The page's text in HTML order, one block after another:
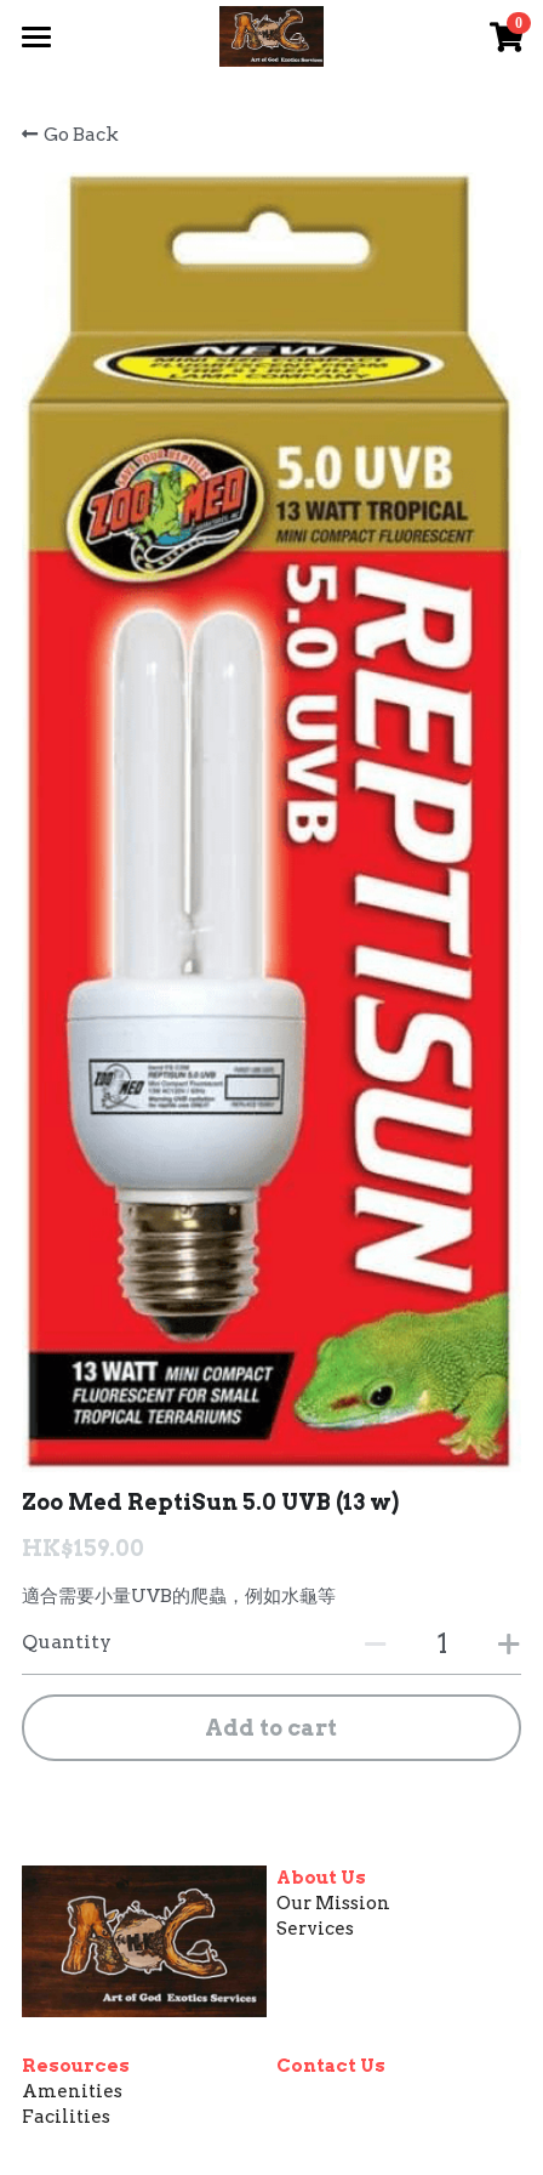
0
關於我們 About Us
最新資訊 Latest News
網上商店 Shop Now
Facebook 專頁Facebook Page
Tough Cubic 爬蟲箱預訂
聯絡我們 Contact Us
Search
Go Back
Zoo Med ReptiSun 5.0 UVB (13 w)
HK$159.00
適合需要小量UVB的爬蟲，例如水龜等
Quantity
Add to cart
About Us
Our Mission
Services
Resources
Amenities
Facilities
Contact Us
×
STORE CATEGORIES
All Categories